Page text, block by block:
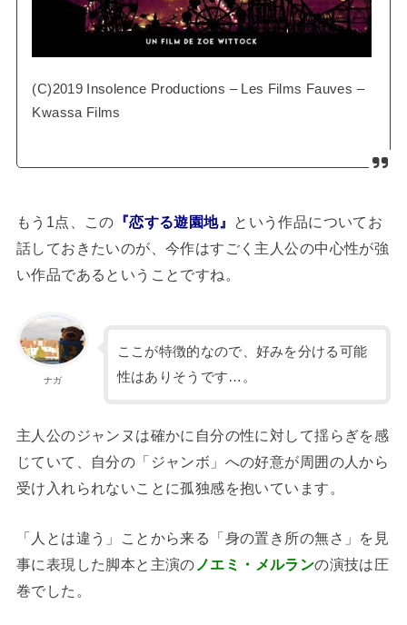
(C)2019 Insolence Productions – Les Films Fauves –
Kwassa Films
もう1点、この 『恋する遊園地』
という作品についてお
話しておきたいのが、今作はすごく主人公の中心性が強
い作品であるということですね。
ナガ
ここが特徴的なので、好みを分ける可能
性はありそうです…。
主人公のジャンヌは確かに自分の性に対して揺らぎを感
じていて、自分の「ジャンボ」への好意が周囲の人から
受け入れられないことに孤独感を抱いています。
「人とは違う」ことから来る「身の置き所の無さ」を見
事に表現した脚本と主演の ノエミ・メルランの演技は圧
巻でした。